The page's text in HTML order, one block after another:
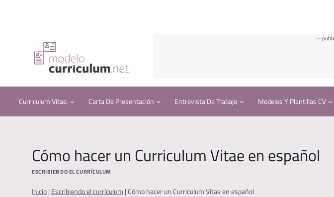
--
Curriculum Vitae. Carta De Presentación Entrevista De Trabajo Modelos Y Plantillas CV
Cómo hacer un Curriculum Vitae en español
ESCRIBIENDO EL CURRÍCULUM
Inicio | Escribiendo el currículum | Cómo hacer un Curriculum Vitae en español